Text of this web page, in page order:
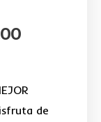
actual
de